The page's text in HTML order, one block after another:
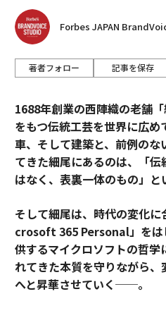
Forbes JAPAN
著者フォロー 記事を保存
1688年創業の西陣織の老舗
をもつ伝統工芸を世界に広め
車、そして建築と、前例の
てきた細尾にあるのは、「
はなく、表裏一体のもの」と
そして細尾は、時代の変化
crosoft 365 Personal」をは
供するマイクロソフトの哲
れてきた本質を守りながら
へと昇華させていく──。